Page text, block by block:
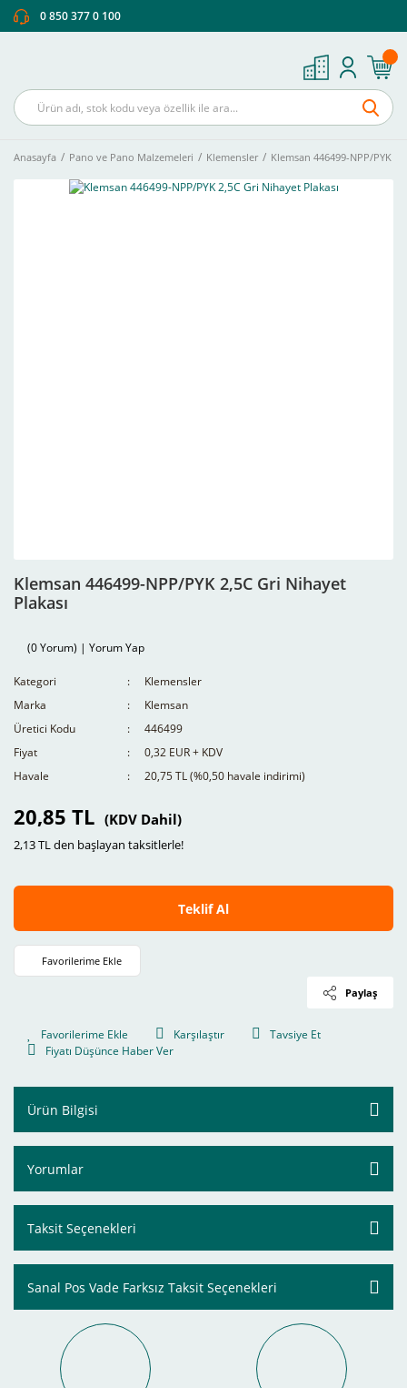
0 850 377 0 100
Anasayfa Pano ve Pano Malzemeleri Klemensler Klemsan 446499-NPP/PYK
Klemsan 446499-NPP/PYK 2,5C Gri Nihayet
Plakası
(0 Yorum) | Yorum Yap
Kategori
Klemensler
Marka
Klemsan
Üretici Kodu
446499
Fiyat
0,32 EUR + KDV
Havale
20,75 TL (%0,50 havale indirimi)
20,85 TL (KDV Dahil)
2,13 TL den başlayan taksitlerle!
Teklif Al
Paylaş
Karşılaştır
Tavsiye Et
Fiyatı Düşünce Haber Ver
Ürün Bilgisi
Yorumlar
Taksit Seçenekleri
Sanal Pos Vade Farksız Taksit Seçenekleri